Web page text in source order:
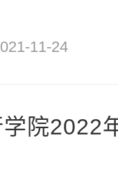
11-24
院2022